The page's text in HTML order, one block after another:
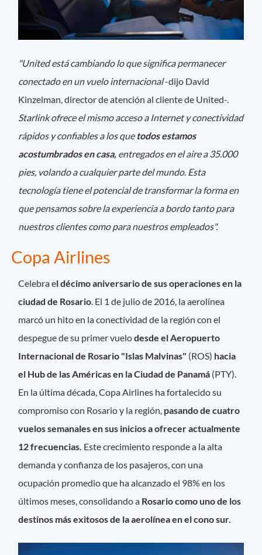
"United está cambiando lo que significa permanecer
conectado en un vuelo internacional-dijo David
Kinzelman, director de atención al cliente de United-.
Starlink ofrece el mismo acceso a Internet y conectividad
rápidos y confiables a los quetodos estamos
acostumbrados en casa, entregados en el aire a 35.000
pies, volando a cualquier parte del mundo. Esta
tecnología tiene el potencial de transformar la forma en
que pensamos sobre la experiencia a bordo tanto para
nuestros clientes como para nuestros empleados".
Copa Airlines
Celebra el décimo aniversario de sus operaciones en la
ciudad de Rosario. El 1 de julio de 2016, la aerolínea
marcó un hito en la conectividad de la región con el
despegue de su primer vuelodesde el Aeropuerto
Internacional de Rosario "Islas Malvinas" (ROS) hacia
el Hub de las Américas en la Ciudad de Panamá (PTY).
En la última década, Copa Airlines ha fortalecido su
compromiso con Rosario y la región, pasando de cuatro
vuelos semanales en sus inicios a ofrecer actualmente
12 frecuencias. Este crecimiento responde a la alta
demanda y confianza de los pasajeros, con una
ocupación promedio que ha alcanzado el 98% en los
últimos meses, consolidando a Rosario como uno de los
destinos más exitosos de la aerolínea en el cono sur.